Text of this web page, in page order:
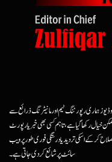
ہماری رپورٹنگ ٹیم اور مانیٹرنگ ذرائع سے
خیال رکھا گیا ہے، تاہم کسی بھی خبر یا رپورٹ
کرکے اسکی تردید یا درستگی فوری طور پر ویب
سائٹ پر شائع کردی جاتی ہے۔